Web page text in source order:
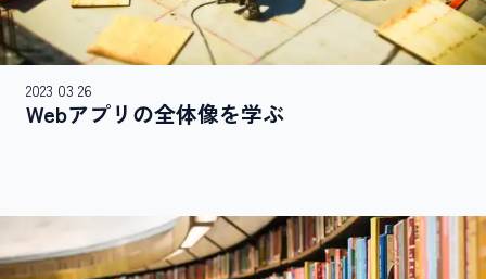
2023 03 26
Webアプリの​全体像を​学ぶ